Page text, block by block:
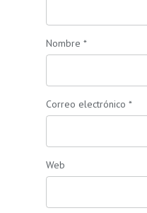
Nombre *
Correo electrónico *
Web